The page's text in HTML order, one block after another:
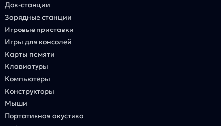
Док-станции
Зарядные станции
Игровые приставки
Игры для консолей
Карты памяти
Клавиатуры
Компьютеры
Конструкторы
Мыши
Портативная акустика